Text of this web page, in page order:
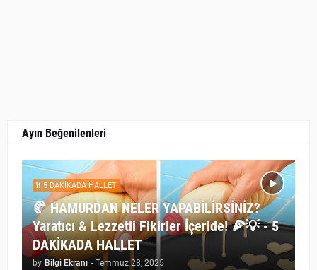
Ayın Beğenilenleri
5 DAKİKADA HALLET
🥐 HAMURDAN NELER YAPABİLİRSİNİZ?
Yaratıcı & Lezzetli Fikirler İçeride! 🍕💡 - 5
DAKİKADA HALLET
by Bilgi Ekranı - Temmuz 28, 2025